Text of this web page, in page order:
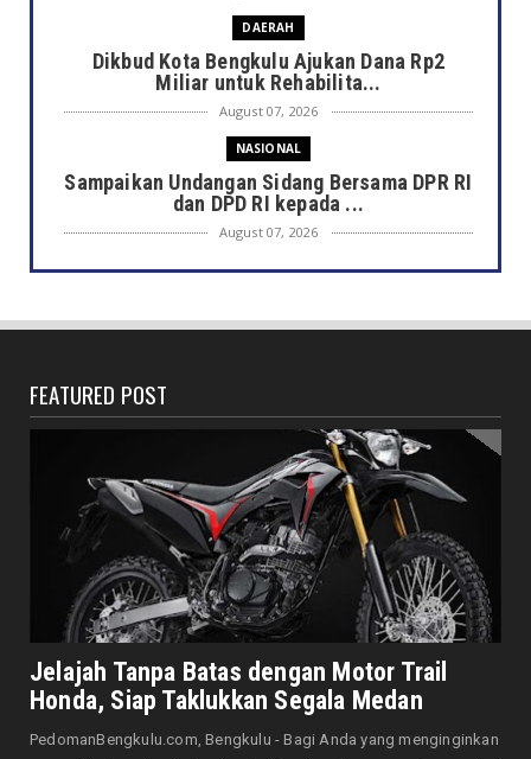
DAERAH
Dikbud Kota Bengkulu Ajukan Dana Rp2
Miliar untuk Rehabilita...
August 07, 2026
NASIONAL
Sampaikan Undangan Sidang Bersama DPR RI
dan DPD RI kepada ...
August 07, 2026
DAERAH
Gelar Lomba Kebersihan...
Jaga Kehormatan Simbol Negara, Walikota:
Jangan Pasang Bende...
August 07, 2026
DAERAH
Bersama Forkopimda, Walikota – Wawali
Bagikan 5.000 Bendera ...
August 07, 2026
JELAJAH
Saat Amal Masjid Keliru, Nasib Negeri
Mengharu-biru
August 07, 2026
FEATURED POST
Jelajah Tanpa Batas dengan Motor Trail
Honda, Siap Taklukkan Segala Medan
PedomanBengkulu.com, Bengkulu - Bagi Anda yang menginginkan